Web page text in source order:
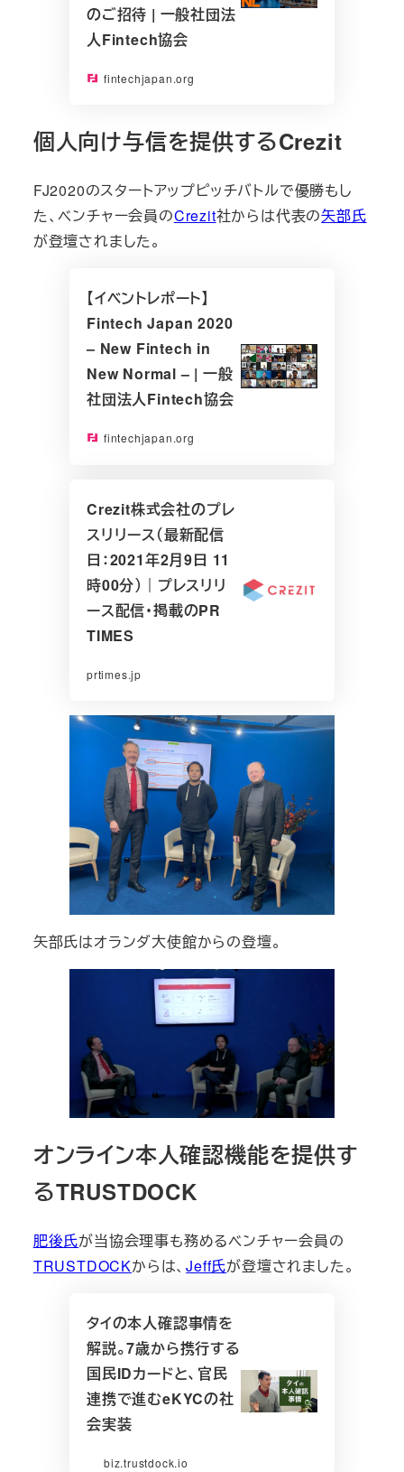
のご招待 | 一般社団法
人Fintech協会
fintechjapan.org
個人向け与信を提供するCrezit
FJ2020のスタートアップピッチバトルで優勝もし
た、ベンチャー会員のCrezit社からは代表の矢部氏
が登壇されました。
【イベントレポート】
Fintech Japan 2020
– New Fintech in
New Normal – | 一般
社団法人Fintech協会
fintechjapan.org
Crezit株式会社のプレ
スリリース（最新配信
日：2021年2月9日 11
時00分）｜プレスリリ
ース配信・掲載のPR
TIMES
prtimes.jp
矢部氏はオランダ大使館からの登壇。
オンライン本人確認機能を提供す
るTRUSTDOCK
肥後氏が当協会理事も務めるベンチャー会員の
TRUSTDOCKからは、Jeff氏が登壇されました。
タイの本人確認事情を
解説。7歳から携行する
国民IDカードと、官民
連携で進むeKYCの社
会実装
biz.trustdock.io